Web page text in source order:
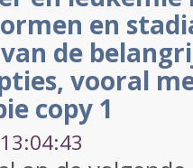
en
de
vooral
copy 1